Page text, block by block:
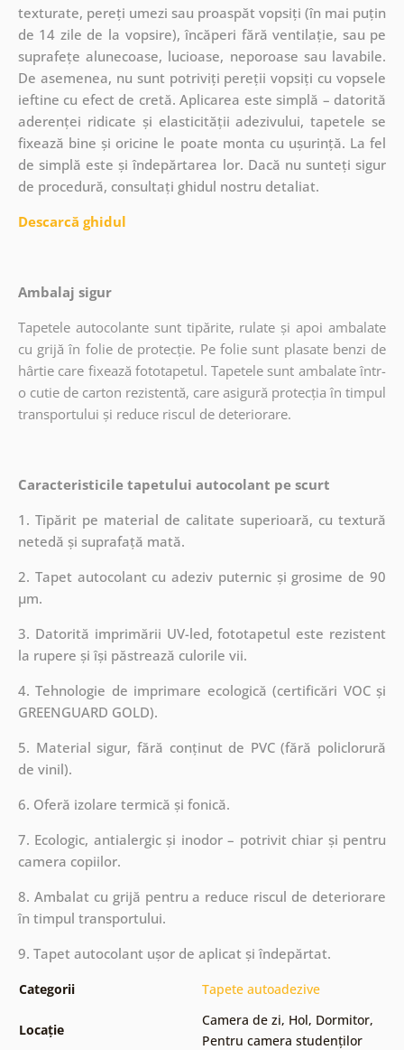
texturate, pereți umezi sau proaspăt vopsiți (în mai puțin
de 14 zile de la vopsire), încăperi fără ventilație, sau pe
suprafețe alunecoase, lucioase, neporoase sau lavabile.
De asemenea, nu sunt potriviți pereții vopsiți cu vopsele
ieftine cu efect de cretă. Aplicarea este simplă – datorită
aderenței ridicate și elasticității adezivului, tapetele se
fixează bine și oricine le poate monta cu ușurință. La fel
de simplă este și îndepărtarea lor. Dacă nu sunteți sigur
de procedură, consultați ghidul nostru detaliat.
Descarcă ghidul
Ambalaj sigur
Tapetele autocolante sunt tipărite, rulate și apoi ambalate
cu grijă în folie de protecție. Pe folie sunt plasate benzi de
hârtie care fixează fototapetul. Tapetele sunt ambalate într-
o cutie de carton rezistentă, care asigură protecția în timpul
transportului și reduce riscul de deteriorare.
Caracteristicile tapetului autocolant pe scurt
1. Tipărit pe material de calitate superioară, cu textură
netedă și suprafață mată.
2. Tapet autocolant cu adeziv puternic și grosime de 90
µm.
3. Datorită imprimării UV-led, fototapetul este rezistent
la rupere și își păstrează culorile vii.
4. Tehnologie de imprimare ecologică (certificări VOC și
GREENGUARD GOLD).
5. Material sigur, fără conținut de PVC (fără policlorură
de vinil).
6. Oferă izolare termică și fonică.
7. Ecologic, antialergic și inodor – potrivit chiar și pentru
camera copiilor.
8. Ambalat cu grijă pentru a reduce riscul de deteriorare
în timpul transportului.
9. Tapet autocolant ușor de aplicat și îndepărtat.
Categorii Tapete autoadezive
Locație
Camera de zi, Hol, Dormitor,
Pentru camera studenților